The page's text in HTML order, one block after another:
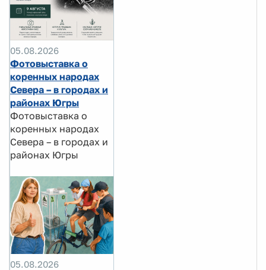
05.08.2026
Фотовыставка о
коренных народах
Севера – в городах и
районах Югры
Фотовыставка о
коренных народах
Севера – в городах и
районах Югры
05.08.2026